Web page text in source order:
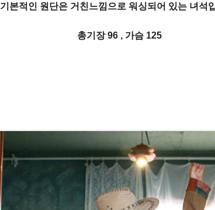
기본적인 원단은 거친느낌으로 워싱되어 있는 녀석
총기장 96 , 가슴 125